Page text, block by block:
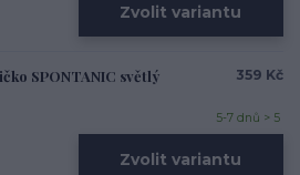
Zvolit variantu
SPONTANIC světlý
359 Kč
5-7 dnů > 5
Zvolit variantu